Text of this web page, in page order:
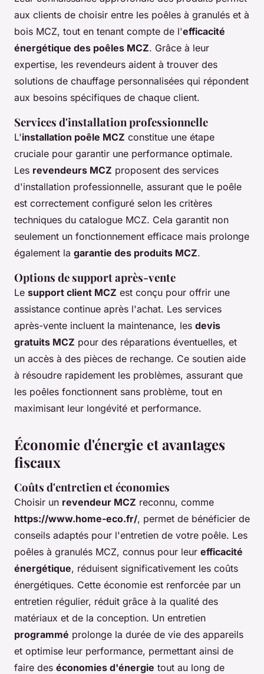
aux clients de choisir entre les poêles à granulés et à
bois MCZ, tout en tenant compte de l'efficacité
énergétique des poêles MCZ. Grâce à leur
expertise, les revendeurs aident à trouver des
solutions de chauffage personnalisées qui répondent
aux besoins spécifiques de chaque client.
Services d'installation professionnelle
L'installation poêle MCZ constitue une étape
cruciale pour garantir une performance optimale.
Les revendeurs MCZ proposent des services
d'installation professionnelle, assurant que le poêle
est correctement configuré selon les critères
techniques du catalogue MCZ. Cela garantit non
seulement un fonctionnement efficace mais prolonge
également la garantie des produits MCZ.
Options de support après-vente
Le support client MCZ est conçu pour offrir une
assistance continue après l'achat. Les services
après-vente incluent la maintenance, les devis
gratuits MCZ pour des réparations éventuelles, et
un accès à des pièces de rechange. Ce soutien aide
à résoudre rapidement les problèmes, assurant que
les poêles fonctionnent sans problème, tout en
maximisant leur longévité et performance.
Économie d'énergie et avantages
fiscaux
Coûts d'entretien et économies
Choisir un revendeur MCZ reconnu, comme
https://www.home-eco.fr/, permet de bénéficier de
conseils adaptés pour l'entretien de votre poêle. Les
poêles à granulés MCZ, connus pour leur efficacité
énergétique, réduisent significativement les coûts
énergétiques. Cette économie est renforcée par un
entretien régulier, réduit grâce à la qualité des
matériaux et de la conception. Un entretien
programmé prolonge la durée de vie des appareils
et optimise leur performance, permettant ainsi de
faire des économies d'énergie tout au long de